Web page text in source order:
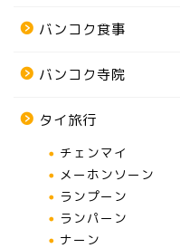
バンコク食事
バンコク寺院
タイ旅行
チェンマイ
メーホンソーン
ランプーン
ランパーン
ナーン